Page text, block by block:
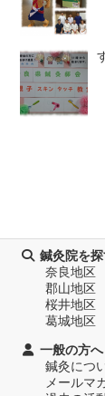
鍼灸院を
奈良地区
郡山地区
桜井地区
葛城地区
一般の方へ
鍼灸につ
メールマ